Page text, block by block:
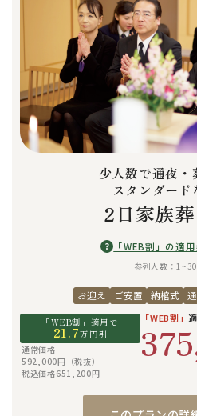
少人数で通夜・
スタンダード
2日家族
? 「WEB割」の適
参列人数：
お迎え ご安置 納棺式
「WEB割」適用で
21.7万円引
通常価格
592,000円（税抜）
税込価格651,200円
「WEB割」